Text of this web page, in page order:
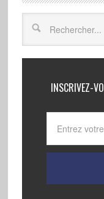
INSCRIVEZ-